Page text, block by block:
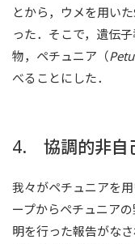
とから，ウメを用い
った．そこで，遺伝
物，ペチュニア（
べることにした．
4. 協調的非自
我々がペチュニアを
ープからペチュニア
明を行った報告がな